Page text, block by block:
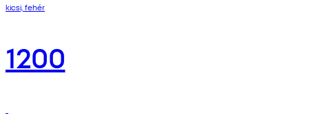
kicsi, fehér
1200